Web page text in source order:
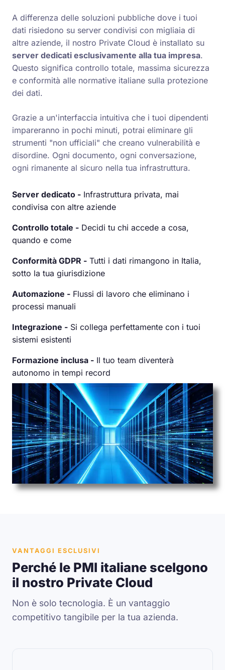
A differenza delle soluzioni pubbliche dove i tuoi
dati risiedono su server condivisi con migliaia di
altre aziende, il nostro Private Cloud è installato su
server dedicati esclusivamente alla tua impresa.
Questo significa controllo totale, massima sicurezza
e conformità alle normative italiane sulla protezione
dei dati.
Grazie a un'interfaccia intuitiva che i tuoi dipendenti
impareranno in pochi minuti, potrai eliminare gli
strumenti "non ufficiali" che creano vulnerabilità e
disordine. Ogni documento, ogni conversazione,
ogni rimanente al sicuro nella tua infrastruttura.
Server dedicato - Infrastruttura privata, mai
condivisa con altre aziende
Controllo totale - Decidi tu chi accede a cosa,
quando e come
Conformità GDPR - Tutti i dati rimangono in Italia,
sotto la tua giurisdizione
Automazione - Flussi di lavoro che eliminano i
processi manuali
Integrazione - Si collega perfettamente con i tuoi
sistemi esistenti
Formazione inclusa - Il tuo team diventerà
autonomo in tempi record
VANTAGGI ESCLUSIVI
Perché le PMI italiane scelgono
il nostro Private Cloud
Non è solo tecnologia. È un vantaggio
competitivo tangibile per la tua azienda.